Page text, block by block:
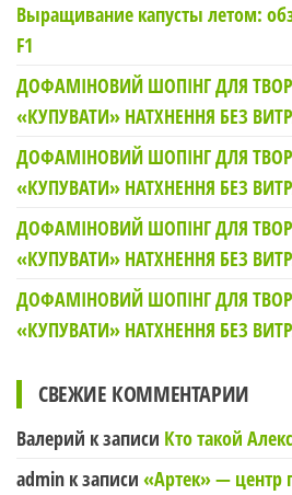
Выращивание капусты летом:
F1
ДОФАМІНОВИЙ ШОПІНГ ДЛЯ
«КУПУВАТИ» НАТХНЕННЯ БЕЗ
ДОФАМІНОВИЙ ШОПІНГ ДЛЯ
«КУПУВАТИ» НАТХНЕННЯ БЕЗ
ДОФАМІНОВИЙ ШОПІНГ ДЛЯ
«КУПУВАТИ» НАТХНЕННЯ БЕЗ
ДОФАМІНОВИЙ ШОПІНГ ДЛЯ
«КУПУВАТИ» НАТХНЕННЯ БЕЗ
СВЕЖИЕ КОММЕНТАРИИ
Валерий к записи Кто такой
admin к записи «Артек» — центр